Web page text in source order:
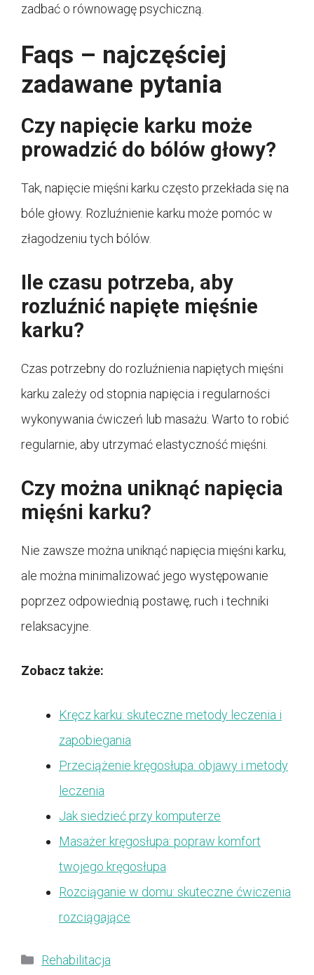
zadbać o równowagę psychiczną.
Faqs – najczęściej
zadawane pytania
Czy napięcie karku może
prowadzić do bólów głowy?
Tak, napięcie mięśni karku często przekłada się na
bóle głowy. Rozluźnienie karku może pomóc w
złagodzeniu tych bólów.
Ile czasu potrzeba, aby
rozluźnić napięte mięśnie
karku?
Czas potrzebny do rozluźnienia napiętych mięśni
karku zależy od stopnia napięcia i regularności
wykonywania ćwiczeń lub masażu. Warto to robić
regularnie, aby utrzymać elastyczność mięśni.
Czy można uniknąć napięcia
mięśni karku?
Nie zawsze można uniknąć napięcia mięśni karku,
ale można minimalizować jego występowanie
poprzez odpowiednią postawę, ruch i techniki
relaksacyjne.
Zobacz także:
Kręcz karku: skuteczne metody leczenia i
zapobiegania
Przeciążenie kręgosłupa: objawy i metody
leczenia
Jak siedzieć przy komputerze
Masażer kręgosłupa: popraw komfort
twojego kręgosłupa
Rozciąganie w domu: skuteczne ćwiczenia
rozciągające
Kategorie
Rehabilitacja